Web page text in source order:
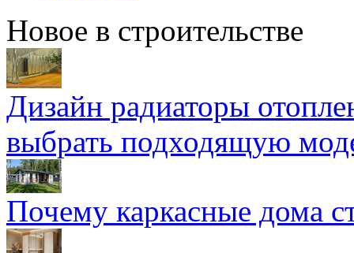
Новое в строительстве
Дизайн радиаторы
выбрать подходящую
Почему каркасные дома